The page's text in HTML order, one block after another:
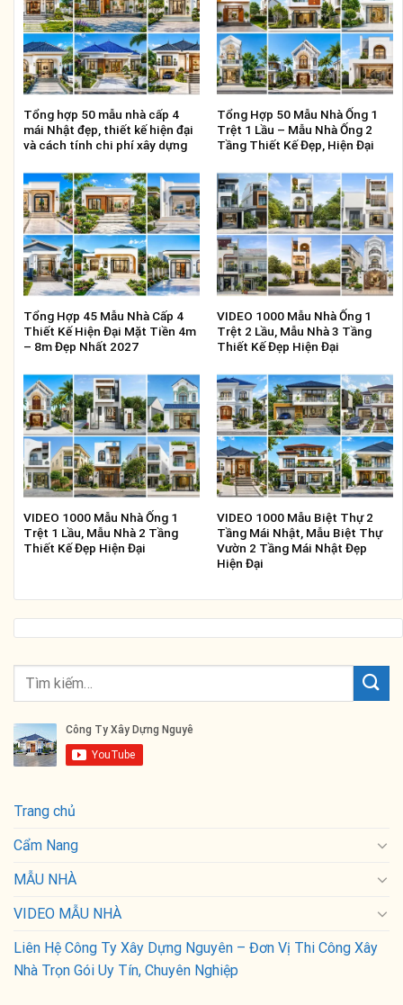
Tổng hợp 50 mẫu nhà cấp 4
mái Nhật đẹp, thiết kế hiện đại
và cách tính chi phí xây dựng
Tổng Hợp 50 Mẫu Nhà Ống 1
Trệt 1 Lầu – Mẫu Nhà Ống 2
Tầng Thiết Kế Đẹp, Hiện Đại
Tổng Hợp 45 Mẫu Nhà Cấp 4
Thiết Kế Hiện Đại Mặt Tiền 4m
– 8m Đẹp Nhất 2027
VIDEO 1000 Mẫu Nhà Ống 1
Trệt 2 Lầu, Mẫu Nhà 3 Tầng
Thiết Kế Đẹp Hiện Đại
VIDEO 1000 Mẫu Nhà Ống 1
Trệt 1 Lầu, Mẫu Nhà 2 Tầng
Thiết Kế Đẹp Hiện Đại
VIDEO 1000 Mẫu Biệt Thự 2
Tầng Mái Nhật, Mẫu Biệt Thự
Vườn 2 Tầng Mái Nhật Đẹp
Hiện Đại
Trang chủ
Cẩm Nang
MẪU NHÀ
VIDEO MẪU NHÀ
Liên Hệ Công Ty Xây Dựng Nguyên – Đơn Vị Thi Công Xây
Nhà Trọn Gói Uy Tín, Chuyên Nghiệp